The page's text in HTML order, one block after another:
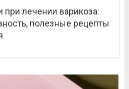
лечении варикоза:
полезные рецепты